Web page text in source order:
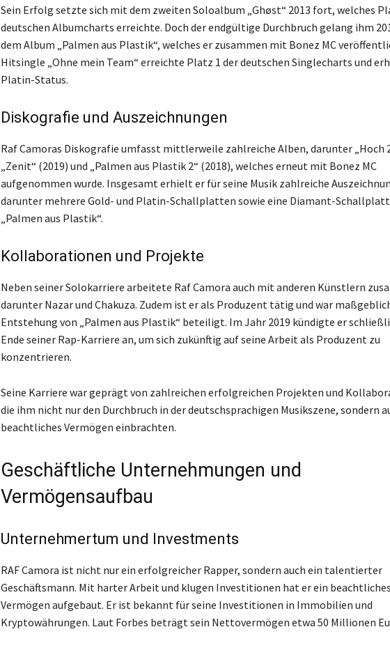
Sein Erfolg setzte sich mit dem zweiten Soloalbum „Ghøst“ 2013 fort, welches
deutschen Albumcharts erreichte. Doch der endgültige Durchbruch gelang ihm
dem Album „Palmen aus Plastik“, welches er zusammen mit Bonez MC
Hitsingle „Ohne mein Team“ erreichte Platz 1 der deutschen Singlecharts und
Platin-Status.
Diskografie und Auszeichnungen
Raf Camoras Diskografie umfasst mittlerweile zahlreiche Alben, darunter „Hoch
„Zenit“ (2019) und „Palmen aus Plastik 2“ (2018), welches erneut mit Bonez MC
aufgenommen wurde. Insgesamt erhielt er für seine Musik zahlreiche
darunter mehrere Gold- und Platin-Schallplatten sowie eine Diamant-
„Palmen aus Plastik“.
Kollaborationen und Projekte
Neben seiner Solokarriere arbeitete Raf Camora auch mit anderen Künstlern
darunter Nazar und Chakuza. Zudem ist er als Produzent tätig und war
Entstehung von „Palmen aus Plastik“ beteiligt. Im Jahr 2019 kündigte er
Ende seiner Rap-Karriere an, um sich zukünftig auf seine Arbeit als Produzent zu
konzentrieren.
Seine Karriere war geprägt von zahlreichen erfolgreichen Projekten und
die ihm nicht nur den Durchbruch in der deutschsprachigen Musikszene, sondern
beachtliches Vermögen einbrachten.
Geschäftliche Unternehmungen und
Vermögensaufbau
Unternehmertum und Investments
RAF Camora ist nicht nur ein erfolgreicher Rapper, sondern auch ein talentierter
Geschäftsmann. Mit harter Arbeit und klugen Investitionen hat er ein beachtliches
Vermögen aufgebaut. Er ist bekannt für seine Investitionen in Immobilien und
Kryptowährungen. Laut Forbes beträgt sein Nettovermögen etwa 50 Millionen